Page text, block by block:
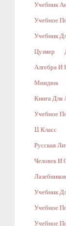
Учебник
Учебное
Учебник
Цузмер
Алгебра И
Миндюк
Книга Для
Учебное
11 Класс
Русская
Человек И
Учебник
Учебное
Учебное